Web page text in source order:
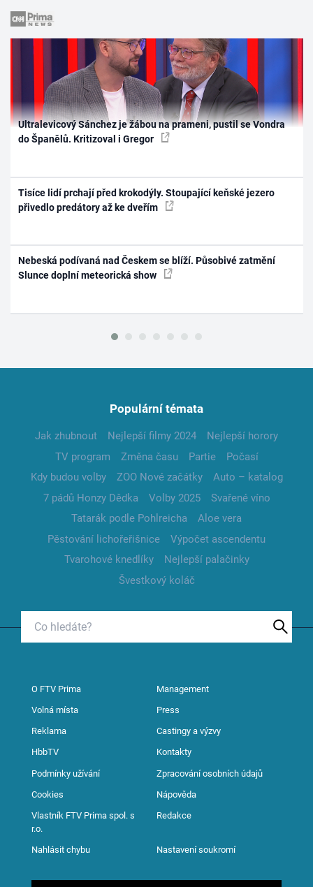
Ultralevicový Sánchez je žábou na prameni, pustil se Vondra
do Španělů. Kritizoval i Gregor
Tisíce lidí prchají před krokodýly. Stoupající keňské jezero
přivedlo predátory až ke dveřím
Nebeská podívaná nad Českem se blíží. Působivé zatmění
Slunce doplní meteorická show
Populární témata
Jak zhubnout Nejlepší filmy 2024
Nejlepší horory
TV program
Změna času Partie
Počasí
Kdy budou volby
ZOO Nové začátky
Auto – katalog
7 pádů Honzy Dědka
Volby 2025
Svařené víno
Tatarák podle Pohlreicha
Aloe vera
Pěstování lichořeřišnice
Výpočet ascendentu
Tvarohové knedlíky
Nejlepší palačinky
Švestkový koláč
O FTV Prima Management
Volná místa Press
Reklama Castingy a výzvy
HbbTV Kontakty
Podmínky užívání Zpracování osobních údajů
Cookies Nápověda
Vlastník FTV Prima spol. s
r.o.
Redakce
Nahlásit chybu Nastavení soukromí